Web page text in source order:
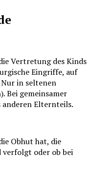
Vertretung des Kinds
Eingriffe, auf
Nur in seltenen
Bei gemeinsamer
anderen Elternteils.
Obhut hat, die
verfolgt oder ob bei